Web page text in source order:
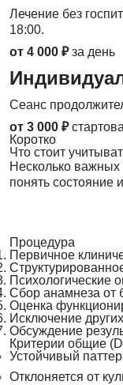
Лечение без
18:00.
от 4 000 ₽ за день
Сеанс
от 3 000 ₽
Коротко
Что стоит
Несколько
понять состояние
Процедура
Первичное
Психологические
Сбор анамнеза от
Оценка
Исключение
Обсуждение
Критерии общие
Устойчивый
Отклоняется от